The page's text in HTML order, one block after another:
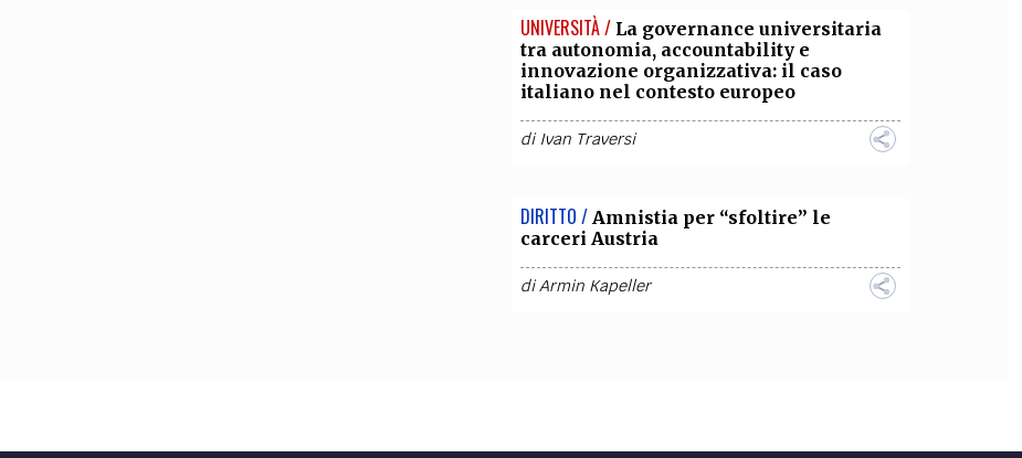
UNIVERSITÀ / La governance universitaria
tra autonomia, accountability e
innovazione organizzativa: il caso
italiano nel contesto europeo
di Ivan Traversi
DIRITTO / Amnistia per “sfoltire” le
carceri Austria
diArmin Kapeller